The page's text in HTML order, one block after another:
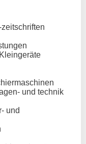
und technik
und